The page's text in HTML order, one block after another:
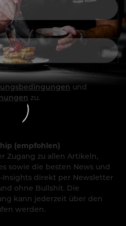
und
zu.
(empfohlen)
Zugang zu allen Artikeln,
sowie die besten News und
Insights direkt per Newsletter
ohne Bullshit. Die
kann jederzeit über den
werden.